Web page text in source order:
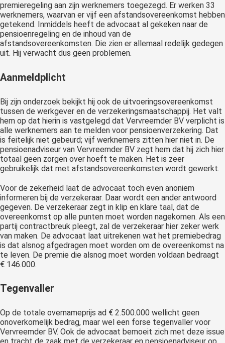
premieregeling aan zijn werknemers toegezegd. Er werken 33
werknemers, waarvan er vijf een afstandsovereenkomst hebben
getekend. Inmiddels heeft de advocaat al gekeken naar de
pensioenregeling en de inhoud van de
afstandsovereenkomsten. Die zien er allemaal redelijk gedegen
uit. Hij verwacht dus geen problemen.
Aanmeldplicht
Bij zijn onderzoek bekijkt hij ook de uitvoeringsovereenkomst
tussen de werkgever en de verzekeringsmaatschappij. Het valt
hem op dat hierin is vastgelegd dat Vervreemder BV verplicht is
alle werknemers aan te melden voor pensioenverzekering. Dat
is feitelijk niet gebeurd; vijf werknemers zitten hier niet in. De
pensioenadviseur van Vervreemder BV zegt hem dat hij zich hier
totaal geen zorgen over hoeft te maken. Het is zeer
gebruikelijk dat met afstandsovereenkomsten wordt gewerkt.
Voor de zekerheid laat de advocaat toch even anoniem
informeren bij de verzekeraar. Daar wordt een ander antwoord
gegeven. De verzekeraar zegt in klip en klare taal, dat de
overeenkomst op alle punten moet worden nagekomen. Als een
partij contractbreuk pleegt, zal de verzekeraar hier zeker werk
van maken. De advocaat laat uitrekenen wat het premiebedrag
is dat alsnog afgedragen moet worden om de overeenkomst na
te leven. De premie die alsnog moet worden voldaan bedraagt
€ 146.000.
Tegenvaller
Op de totale overnameprijs ad € 2.500.000 wellicht geen
onoverkomelijk bedrag, maar wel een forse tegenvaller voor
Vervreemder BV. Ook de advocaat bemoeit zich met deze issue